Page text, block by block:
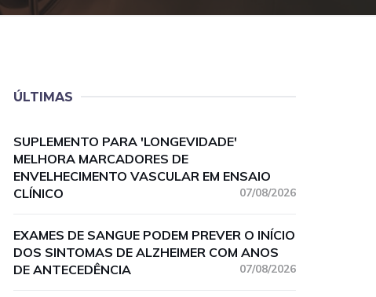
ÚLTIMAS
SUPLEMENTO PARA 'LONGEVIDADE'
MELHORA MARCADORES DE
ENVELHECIMENTO VASCULAR EM ENSAIO
CLÍNICO
07/08/2026
EXAMES DE SANGUE PODEM PREVER O INÍCIO
DOS SINTOMAS DE ALZHEIMER COM ANOS
DE ANTECEDÊNCIA
07/08/2026